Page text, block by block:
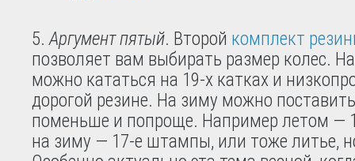
Аргумент пятый. Второй комплект
позволяет вам выбирать размер колес.
можно кататься на 19-х катках и
дорогой резине. На зиму можно
поменьше и попроще. Например летом —
на зиму — 17-е штампы, или тоже литье,